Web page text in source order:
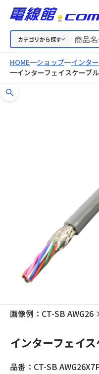
カテゴリから探す
HOME ショップ
インタ
インターフェイスケーブル
画像例：CT-SB AWG26
インターフェイ
品番：CT-SB